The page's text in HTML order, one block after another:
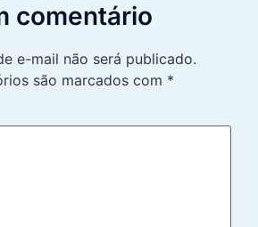
comentário
e-mail não será publicado.
são marcados com *